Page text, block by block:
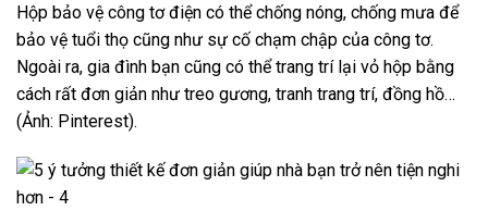
Hộp bảo vệ công tơ điện có thể chống nóng, chống mưa để
bảo vệ tuổi thọ cũng như sự cố chạm chập của công tơ.
Ngoài ra, gia đình bạn cũng có thể trang trí lại vỏ hộp bằng
cách rất đơn giản như treo gương, tranh trang trí, đồng hồ…
(Ảnh: Pinterest).